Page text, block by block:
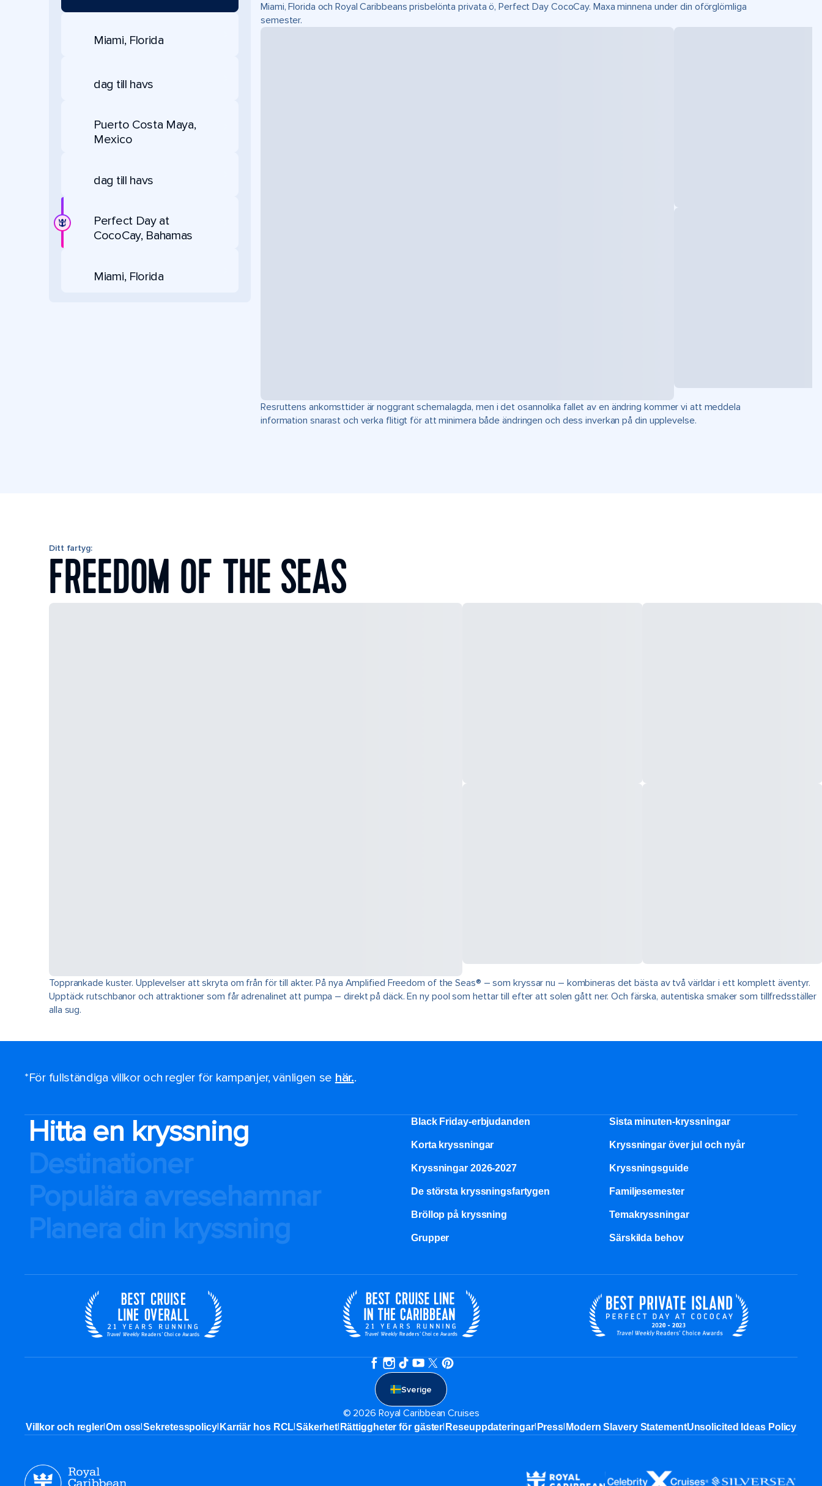
Miami, Florida
dag till havs
Puerto Costa Maya,
Mexico
dag till havs
Perfect Day at
CocoCay, Bahamas
Miami, Florida
Miami, Florida och Royal Caribbeans prisbelönta privata ö, Perfect Day CocoCay. Maxa minnena under din oförglömliga
semester.
Resruttens ankomsttider är noggrant schemalagda, men i det osannolika fallet av en ändring kommer vi att meddela
information snarast och verka flitigt för att minimera både ändringen och dess inverkan på din upplevelse.
Ditt fartyg:
FREEDOM OF THE SEAS
Topprankade kuster. Upplevelser att skryta om från för till akter. På nya Amplified Freedom of the Seas® – som kryssar nu – kombineras det bästa av två världar i ett komplett äventyr.
Upptäck rutschbanor och attraktioner som får adrenalinet att pumpa – direkt på däck. En ny pool som hettar till efter att solen gått ner. Och färska, autentiska smaker som tillfredsställer
alla sug.
*För fullständiga villkor och regler för kampanjer, vänligen se här..
Hitta en kryssning
Destinationer
Populära avresehamnar
Planera din kryssning
Black Friday-erbjudanden Sista minuten-kryssningar
Korta kryssningar Kryssningar över jul och nyår
Kryssningar 2026-2027 Kryssningsguide
De största kryssningsfartygen Familjesemester
Bröllop på kryssning Temakryssningar
Grupper Särskilda behov
Sverige
© 2026 Royal Caribbean Cruises
Villkor och regler|Om oss|Sekretesspolicy| Karriär hos RCL|Säkerhet| Rättiggheter för gäster| Reseuppdateringar​| Press| Modern Slavery StatementUnsolicited Ideas Policy